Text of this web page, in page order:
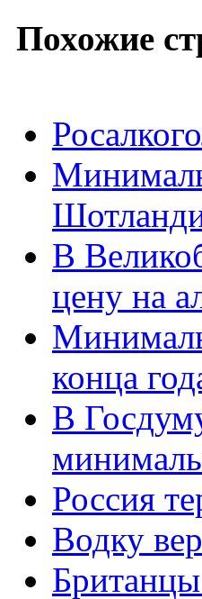
Похожие
В
цену на
конца
В
Россия
Водку
Британцы